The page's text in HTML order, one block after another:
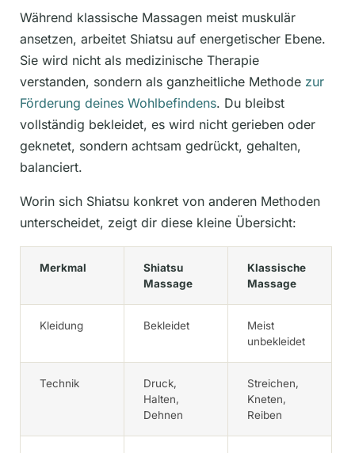
Während klassische Massagen meist muskulär
ansetzen, arbeitet Shiatsu auf energetischer Ebene.
Sie wird nicht als medizinische Therapie
verstanden, sondern als ganzheitliche Methode zur
Förderung deines Wohlbefindens. Du bleibst
vollständig bekleidet, es wird nicht gerieben oder
geknetet, sondern achtsam gedrückt, gehalten,
balanciert.
Worin sich Shiatsu konkret von anderen Methoden
unterscheidet, zeigt dir diese kleine Übersicht:
Merkmal
Shiatsu
Massage
Klassische
Massage
Kleidung Bekleidet
Meist
unbekleidet
Technik
Druck,
Halten,
Dehnen
Streichen,
Kneten,
Reiben